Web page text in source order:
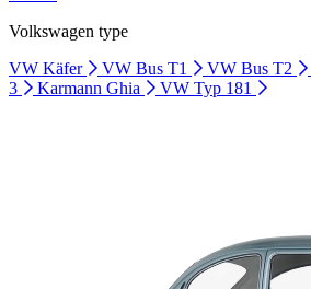
Volkswagen type
VW Käfer
VW Bus T1 VW Bus T2
3
Karmann Ghia VW Typ 181